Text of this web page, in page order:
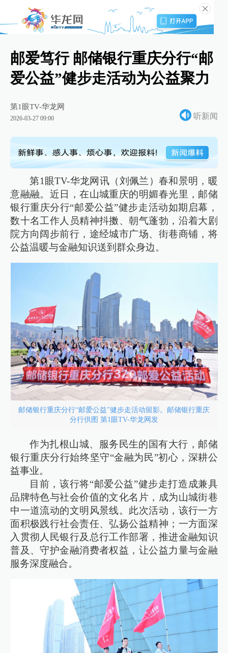
邮爱笃行 邮储银行重庆分行“邮
爱公益”健步走活动为公益聚力
第1眼TV-华龙网
2026-03-27 09:00 听新闻
第1眼TV-华龙网讯（刘佩兰）春和景明，暖
意融融。近日，在山城重庆的明媚春光里，邮储
银行重庆分行“邮爱公益”健步走活动如期启幕，
数十名工作人员精神抖擞、朝气蓬勃，沿着大剧
院方向阔步前行，途经城市广场、街巷商铺，将
公益温暖与金融知识送到群众身边。
邮储银行重庆分行“邮爱公益”健步走活动留影。邮储银行重庆
分行供图 第1眼TV-华龙网发
作为扎根山城、服务民生的国有大行，邮储
银行重庆分行始终坚守“金融为民”初心，深耕公
益事业。
目前，该行将“邮爱公益”健步走打造成兼具
品牌特色与社会价值的文化名片，成为山城街巷
中一道流动的文明风景线。此次活动，该行一方
面积极践行社会责任、弘扬公益精神；一方面深
入贯彻人民银行及总行工作部署，推进金融知识
普及、守护金融消费者权益，让公益力量与金融
服务深度融合。